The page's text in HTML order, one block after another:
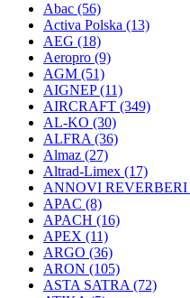
Abac (56)
Activa Polska (13)
AEG (18)
Aeropro (9)
AGM (51)
AIGNEP(11)
AIRCRAFT (349)
AL-KO (30)
ALFRA (36)
Almaz (27)
Altrad-Limex (17)
ANNOVI REVERBERI
APAC (8)
APACH (16)
APEX (11)
ARGO (36)
ARON (105)
ASTA SATRA (72)